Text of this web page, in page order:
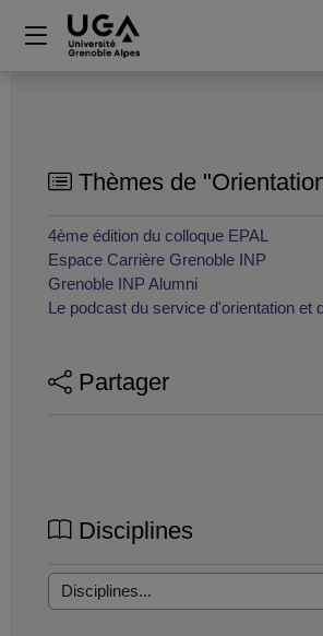
Thèmes de
4ème édition du colloque EPAL
Espace Carrière Grenoble INP
Grenoble INP Alumni
Le podcast du service d'orientation et
Partager
Disciplines